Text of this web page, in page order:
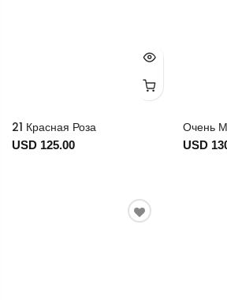
21 Красная Роза
USD 125.00
Очень
USD